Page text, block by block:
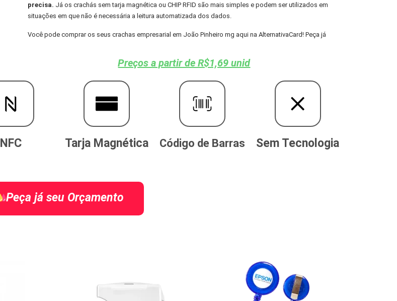
precisa. Já os crachás sem tarja magnética ou CHIP RFID são mais simples e podem ser utilizados em
situações em que não é necessária a leitura automatizada dos dados.
Você pode comprar os seus crachas empresarial em João Pinheiro mg aqui na AlternativaCard! Peça já
Preços a partir de R$1,69 unid
NFC Tarja Magnética Código de Barras Sem Tecnologia
Peça já seu Orçamento